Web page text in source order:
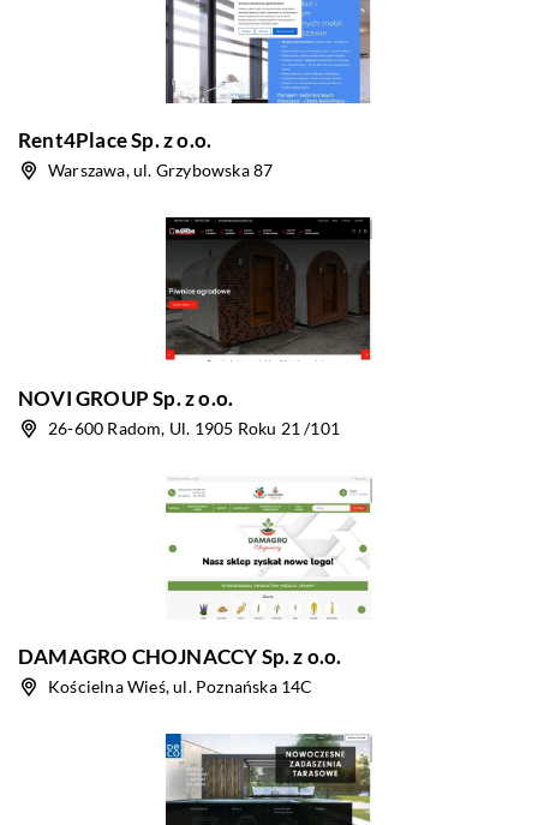
Rent4Place Sp. z o.o.
Warszawa, ul. Grzybowska 87
NOVI GROUP Sp. z o.o.
26-600 Radom, Ul. 1905 Roku 21 /101
DAMAGRO CHOJNACCY Sp. z o.o.
Kościelna Wieś, ul. Poznańska 14C